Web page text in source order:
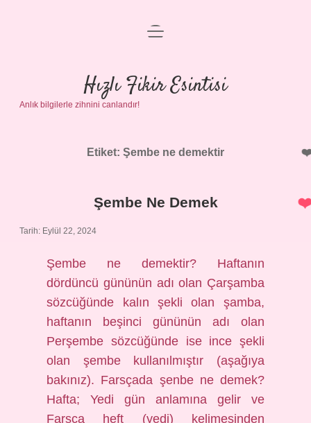
Anasayfa
Gizlilik Politikası
Yasal Uyarı
menüyü
Hızlı Fikir Esintisi
Anlık bilgilerle zihnini canlandır!
Etiket: Şembe ne demektir
Şembe Ne Demek
Tarih: Eylül 22, 2024
Şembe ne demektir? Haftanın
dördüncü gününün adı olan Çarşamba
sözcüğünde kalın şekli olan şamba,
haftanın beşinci gününün adı olan
Perşembe sözcüğünde ise ince şekli
olan şembe kullanılmıştır (aşağıya
bakınız). Farsçada şenbe ne demek?
Hafta; Yedi gün anlamına gelir ve
Farsça heft (yedi) kelimesinden